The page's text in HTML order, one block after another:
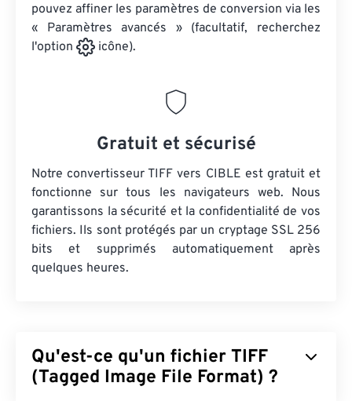
pouvez affiner les paramètres de conversion via les
« Paramètres avancés » (facultatif, recherchez
l'option
icône).
Gratuit et sécurisé
Notre convertisseur TIFF vers CIBLE est gratuit et
fonctionne sur tous les navigateurs web. Nous
garantissons la sécurité et la confidentialité de vos
fichiers. Ils sont protégés par un cryptage SSL 256
bits et supprimés automatiquement après
quelques heures.
Qu'est-ce qu'un fichier TIFF
(Tagged Image File Format) ?